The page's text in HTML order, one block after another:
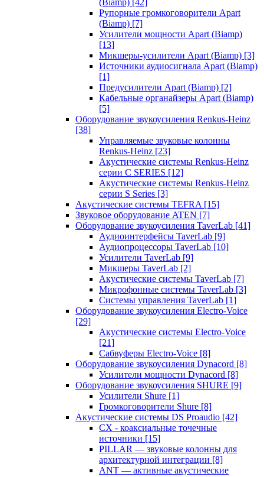
(Biamp) [42]
Рупорные громкоговорители Apart
(Biamp) [7]
Усилители мощности Apart (Biamp)
[13]
Микшеры-усилители Apart (Biamp) [3]
Источники аудиосигнала Apart (Biamp)
[1]
Предусилители Apart (Biamp) [2]
Кабельные органайзеры Apart (Biamp)
[5]
Оборудование звукоусиления Renkus-Heinz
[38]
Управляемые звуковые колонны
Renkus-Heinz [23]
Акустические системы Renkus-Heinz
серии C SERIES [12]
Акустические системы Renkus-Heinz
серии S Series [3]
Акустические системы TEFRA [15]
Звуковое оборудование ATEN [7]
Оборудование звукоусиления TaverLab [41]
Аудиоинтерфейсы TaverLab [9]
Аудиопроцессоры TaverLab [10]
Усилители TaverLab [9]
Микшеры TaverLab [2]
Акустические системы TaverLab [7]
Микрофонные системы TaverLab [3]
Системы управления TaverLab [1]
Оборудование звукоусиления Electro-Voice
[29]
Акустические системы Electro-Voice
[21]
Сабвуферы Electro-Voice [8]
Оборудование звукоусиления Dynacord [8]
Усилители мощности Dynacord [8]
Оборудование звукоусиления SHURE [9]
Усилители Shure [1]
Громкоговорители Shure [8]
Акустические системы DS Proaudio [42]
CX - коаксиальные точечные
источники [15]
PILLAR — звуковые колонны для
архитектурной интеграции [8]
ANT — активные акустические